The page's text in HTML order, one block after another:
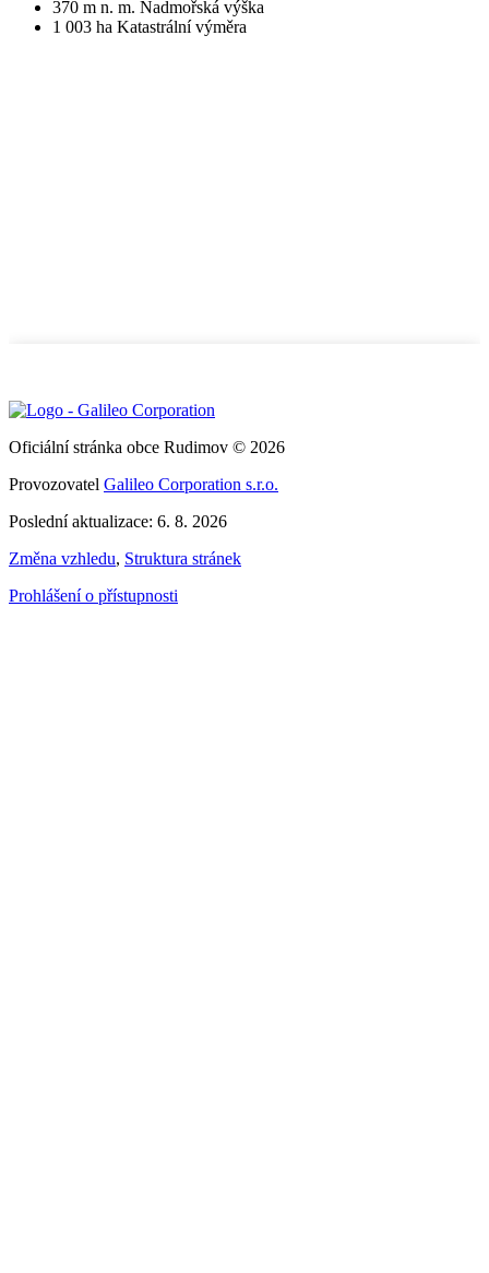
370 m n. m. Nadmořská výška
1 003 ha Katastrální výměra
Oficiální stránka obce Rudimov © 2026
Provozovatel Galileo Corporation s.r.o.
Poslední aktualizace: 6. 8. 2026
Změna vzhledu, Struktura stránek
Prohlášení o přístupnosti